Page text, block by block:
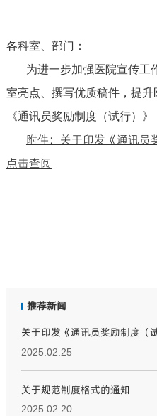
各科室、部门：
为进一步加强医院宣传工
室亮点、撰写优质稿件，提
《通讯员奖励制度（试行）
附件：关于印发《通讯员
点击查阅
推荐新闻
关于印发《通讯员奖励制度（
2025.02.25
关于规范制度格式的通知
2025.02.20